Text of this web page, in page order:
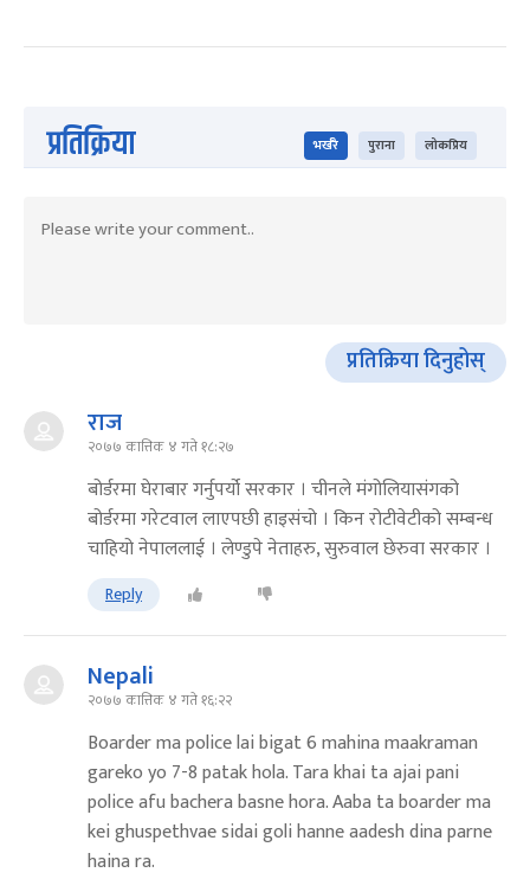
प्रतिक्रिया भर्खरै पुराना लोकप्रिय
प्रतिक्रिया दिनुहोस्
राज
२०७७ कात्तिक ४ गते १८:२७
बोर्डरमा घेराबार गर्नुपर्यो सरकार । चीनले मंगोलियासंगको
बोर्डरमा गरेटवाल लाएपछी हाइसंचो । किन रोटीवेटीको सम्बन्ध
चाहियो नेपाललाई । लेण्डुपे नेताहरु, सुरुवाल छेरुवा सरकार ।
Reply
Nepali
२०७७ कात्तिक ४ गते १६:२२
Boarder ma police lai bigat 6 mahina maakraman
gareko yo 7-8 patak hola. Tara khai ta ajai pani
police afu bachera basne hora. Aaba ta boarder ma
kei ghuspethvae sidai goli hanne aadesh dina parne
haina ra.